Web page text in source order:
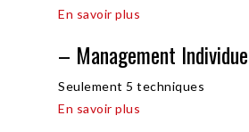
En savoir plus
– Management
Seulement 5 techniques
En savoir plus